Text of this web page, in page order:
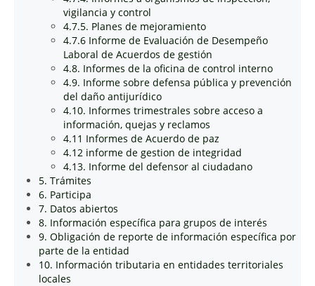
vigilancia y control
4.7.5. Planes de mejoramiento
4.7.6 Informe de Evaluación de Desempeño
Laboral de Acuerdos de gestión
4.8. Informes de la oficina de control interno
4.9. Informe sobre defensa pública y prevención
del daño antijurídico
4.10. Informes trimestrales sobre acceso a
información, quejas y reclamos
4.11 Informes de Acuerdo de paz
4.12 informe de gestion de integridad
4.13. Informe del defensor al ciudadano
5. Trámites
6. Participa
7. Datos abiertos
8. Información específica para grupos de interés
9. Obligación de reporte de información específica por
parte de la entidad
10. Información tributaria en entidades territoriales
locales